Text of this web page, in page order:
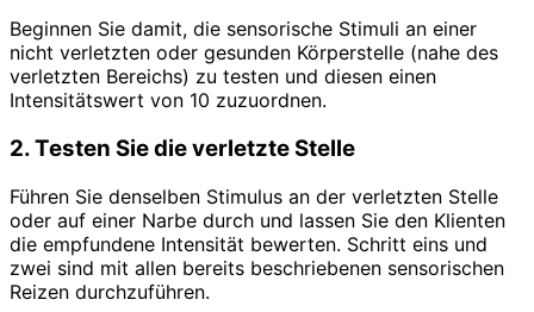
Beginnen Sie damit, die sensorische Stimuli an einer
nicht verletzten oder gesunden Körperstelle (nahe des
verletzten Bereichs) zu testen und diesen einen
Intensitätswert von 10 zuzuordnen.
2. Testen Sie die verletzte Stelle
Führen Sie denselben Stimulus an der verletzten Stelle
oder auf einer Narbe durch und lassen Sie den Klienten
die empfundene Intensität bewerten. Schritt eins und
zwei sind mit allen bereits beschriebenen sensorischen
Reizen durchzuführen.